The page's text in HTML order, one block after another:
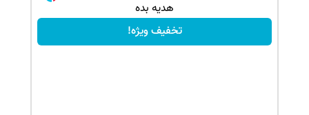
هدیه بده
تخفیف ویژه!